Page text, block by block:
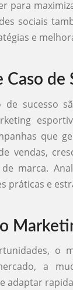
para
sociais
e
Caso de
de sucesso
que
vendas,
marca.
práticas e
o
a
adaptar